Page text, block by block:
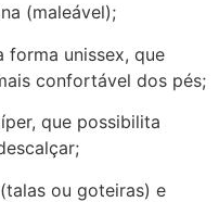
(maleável);
forma unissex, que
confortável dos pés;
que possibilita
ou goteiras) e